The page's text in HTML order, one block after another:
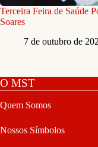
Terceira Feira de Saúde
Soares
7 de outubro de
O MST
Quem Somos
Nossos Símbolos